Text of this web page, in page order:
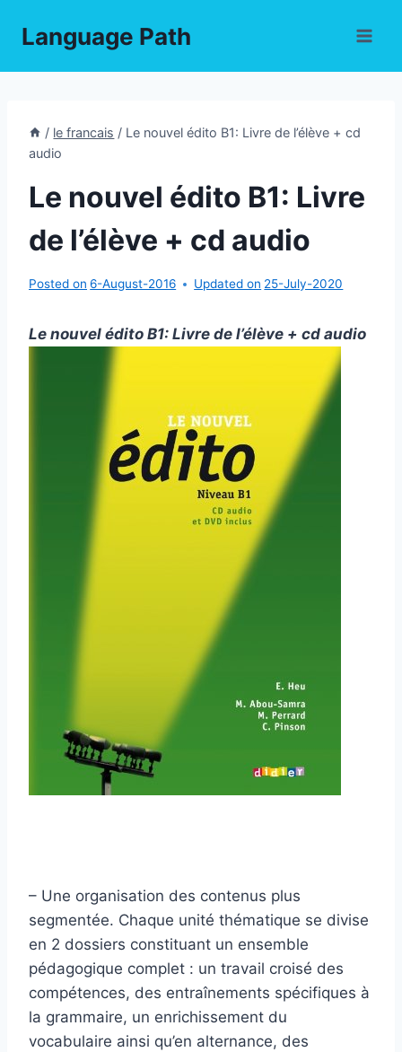
Language Path
/ le francais / Le nouvel édito B1: Livre de l’élève + cd
audio
Le nouvel édito B1: Livre
de l’élève + cd audio
Posted on 6-August-2016 Updated on 25-July-2020
Le nouvel édito B1: Livre de l’élève + cd audio
– Une organisation des contenus plus
segmentée. Chaque unité thématique se divise
en 2 dossiers constituant un ensemble
pédagogique complet : un travail croisé des
compétences, des entraînements spécifiques à
la grammaire, un enrichissement du
vocabulaire ainsi qu’en alternance, des